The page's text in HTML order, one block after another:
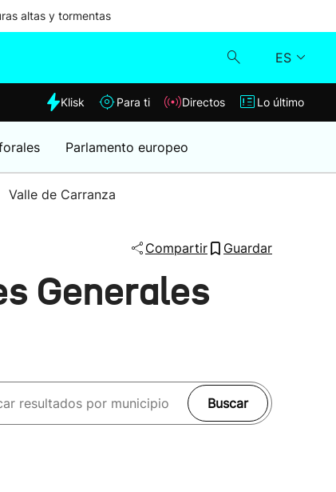
altas y tormentas
ES
Klisk
Lo último
Klisk Para ti Directos Lo último
Parlamento europeo
Valle de Carranza
Compartir Guardar
Generales
Buscar